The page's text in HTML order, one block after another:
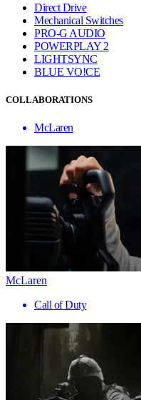
Direct Drive
Mechanical Switches
PRO-G AUDIO
POWERPLAY 2
LIGHTSYNC
BLUE VO!CE
COLLABORATIONS
McLaren
McLaren
Call of Duty